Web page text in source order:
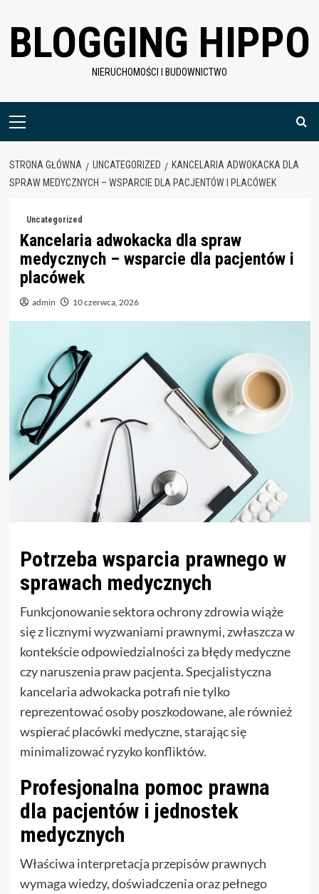
content
BLOGGING HIPPO
NIERUCHOMOŚCI I BUDOWNICTWO
Menu
STRONA GŁÓWNA UNCATEGORIZED
KANCELARIA ADWOKACKA DLA
SPRAW MEDYCZNYCH – WSPARCIE DLA PACJENTÓW I PLACÓWEK
Uncategorized
Kancelaria adwokacka dla spraw
medycznych – wsparcie dla pacjentów i
placówek
admin 10 czerwca, 2026
Potrzeba wsparcia prawnego w
sprawach medycznych
Funkcjonowanie sektora ochrony zdrowia wiąże
się z licznymi wyzwaniami prawnymi, zwłaszcza w
kontekście odpowiedzialności za błędy medyczne
czy naruszenia praw pacjenta. Specjalistyczna
kancelaria adwokacka potrafi nie tylko
reprezentować osoby poszkodowane, ale również
wspierać placówki medyczne, starając się
minimalizować ryzyko konfliktów.
Profesjonalna pomoc prawna
dla pacjentów i jednostek
medycznych
Właściwa interpretacja przepisów prawnych
wymaga wiedzy, doświadczenia oraz pełnego